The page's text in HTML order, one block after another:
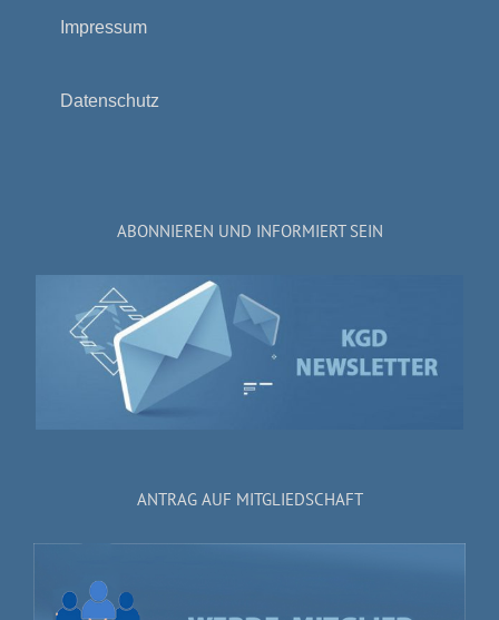
Impressum
Datenschutz
ABONNIEREN UND INFORMIERT SEIN
ANTRAG AUF MITGLIEDSCHAFT